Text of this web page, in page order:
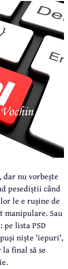
dar nu vorbește
pesediștii când
le e rușine de
manipulare. Sau
lista PSD
niște 'iepuri',
final să se